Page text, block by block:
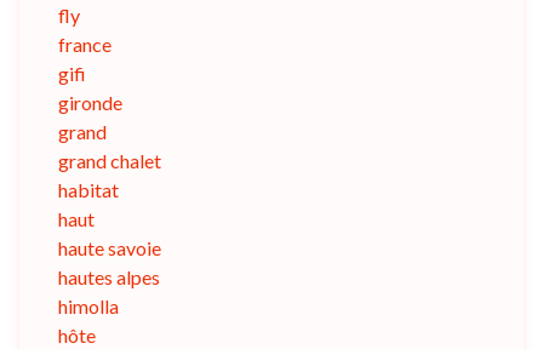
fly
france
gifi
gironde
grand
grand chalet
habitat
haut
haute savoie
hautes alpes
himolla
hôte